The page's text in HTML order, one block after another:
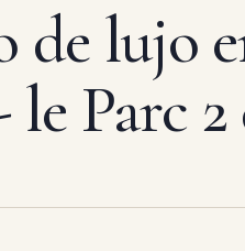
de lujo
Parc